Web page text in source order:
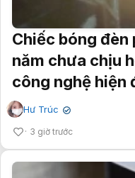
Chiếc bóng đèn
năm chưa chịu
công nghệ hiện
Hư Trúc ✔
3 giờ trước